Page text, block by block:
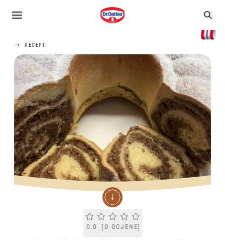
RECEPTI
Current rating 0.0. Click to rate.
0.0 0 OCJENE